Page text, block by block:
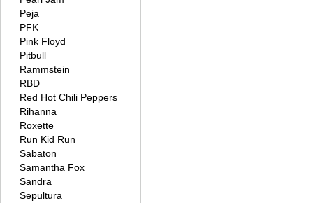
Peja
PFK
Pink Floyd
Pitbull
Rammstein
RBD
Red Hot Chili Peppers
Rihanna
Roxette
Run Kid Run
Sabaton
Samantha Fox
Sandra
Sepultura